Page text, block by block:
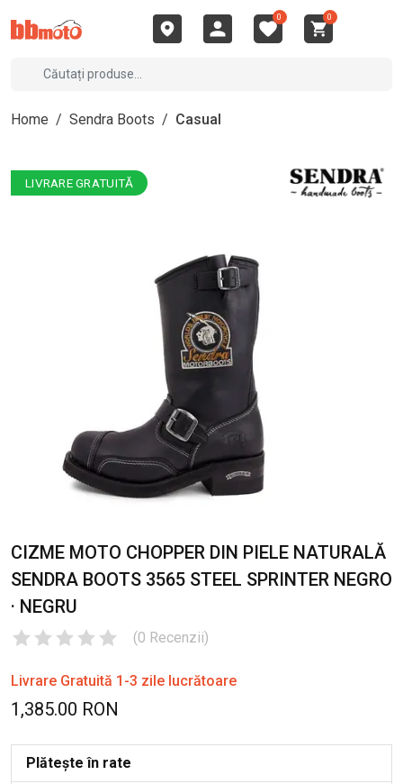
0 0
Home / Sendra Boots / Casual
LIVRARE GRATUITĂ
CIZME MOTO CHOPPER DIN PIELE NATURALĂ
SENDRA BOOTS 3565 STEEL SPRINTER NEGRO
· NEGRU
(0 Recenzii)
Livrare Gratuită 1-3 zile lucrătoare
1,385.00 RON
Plătește în rate